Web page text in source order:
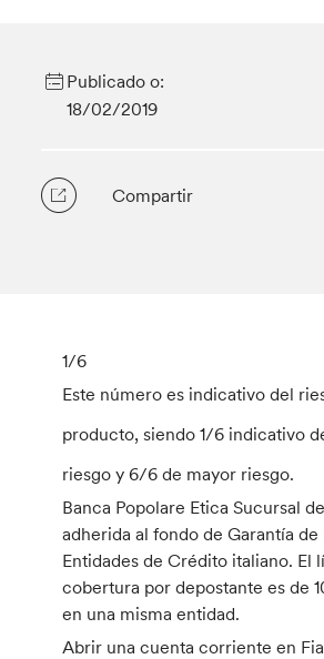
Publicado o:
18/02/2019
Compartir
1/6
Este número es indicativo del
producto, siendo 1/6 indicativo
riesgo y 6/6 de mayor riesgo.
Banca Popolare Etica Sucursal
adherida al fondo de Garantía
Entidades de Crédito italiano. El
cobertura por depostante es de
en una misma entidad.
Abrir una cuenta corriente en